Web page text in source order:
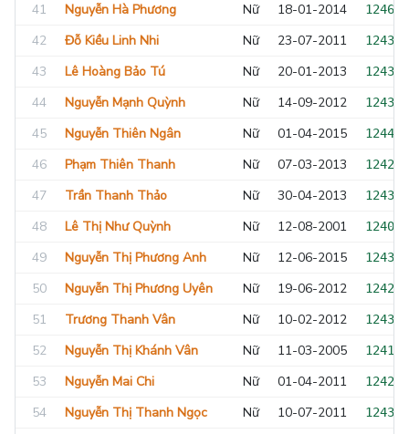
41 Nguyễn Hà Phương Nữ 18-01-2014
42 Đỗ Kiều Linh Nhi Nữ 23-07-2011
43 Lê Hoàng Bảo Tú Nữ 20-01-2013
44 Nguyễn Mạnh Quỳnh Nữ 14-09-2012
45 Nguyễn Thiên Ngân Nữ 01-04-2015
46 Phạm Thiên Thanh Nữ 07-03-2013
47 Trần Thanh Thảo Nữ 30-04-2013
48 Lê Thị Như Quỳnh Nữ 12-08-2001
49 Nguyễn Thị Phương Anh Nữ 12-06-2015
50 Nguyễn Thị Phương Uyên Nữ 19-06-2012
51 Trương Thanh Vân Nữ 10-02-2012
52 Nguyễn Thị Khánh Vân Nữ 11-03-2005
53 Nguyễn Mai Chi Nữ 01-04-2011
54 Nguyễn Thị Thanh Ngọc Nữ 10-07-2011